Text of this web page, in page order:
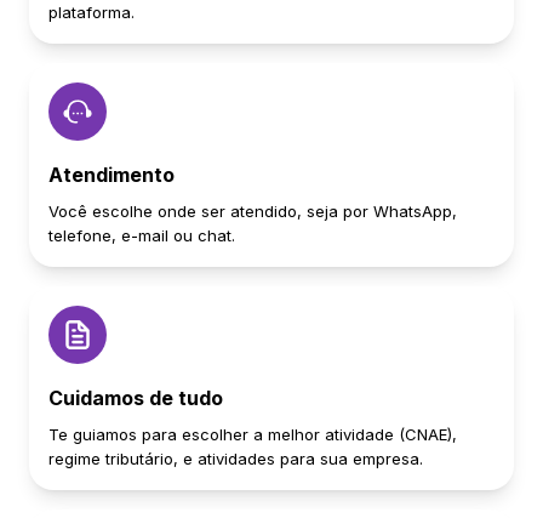
plataforma.
Atendimento
Você escolhe onde ser atendido, seja por WhatsApp,
telefone, e-mail ou chat.
Cuidamos de tudo
Te guiamos para escolher a melhor atividade (CNAE),
regime tributário, e atividades para sua empresa.